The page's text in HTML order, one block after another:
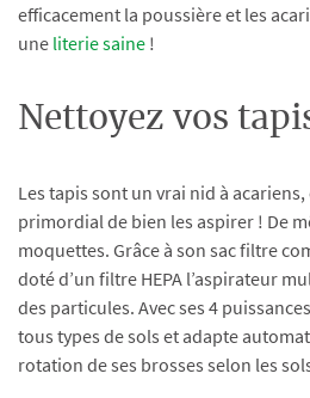
efficacement la poussière et les
une literie saine !
Nettoyez vos
Les tapis sont un vrai nid à
primordial de bien les aspirer ! De
moquettes. Grâce à son sac filtre
doté d’un filtre HEPA l’aspirateur
des particules. Avec ses 4
tous types de sols et adapte
rotation de ses brosses selon les